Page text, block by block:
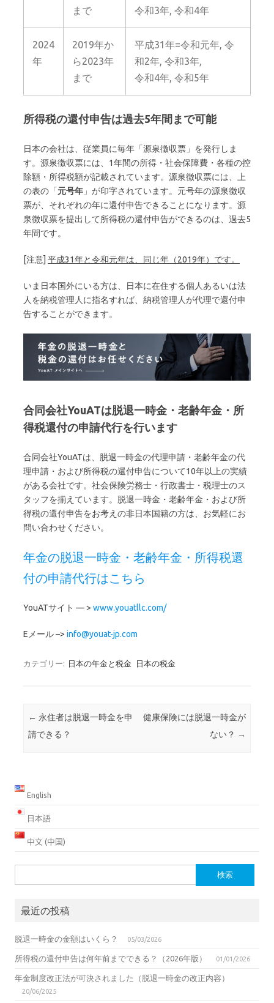
まで
令和3年, 令和4年
2024
年
2019年か
ら2023年
まで
平成31年=令和元年, 令
和2年, 令和3年,
令和4年, 令和5年
所得税の還付申告は過去5年間まで可能
日本の会社は、従業員に毎年「源泉徴収票」を発行しま
す。源泉徴収票には、1年間の所得・社会保障費・各種の控
除額・所得税額が記載されています。源泉徴収票には、上
の表の「元号年 」が印字されています。元号年の源泉徴収
票が、それぞれの年に還付申告できることになります。源
泉徴収票を提出して所得税の還付申告ができるのは、過去5
年間です。
[注意] 平成31年と令和元年は、同じ年（2019年）です。
いま日本国外にいる方は、日本に在住する個人あるいは法
人を納税管理人に指名すれば、納税管理人が代理で還付申
告することができます。
合同会社YouATは脱退一時金・老齢年金・所
得税還付の申請代行を行います
合同会社YouATは、脱退一時金の代理申請・老齢年金の代
理申請・および所得税の還付申告について10年以上の実績
がある会社です。社会保険労務士・行政書士・税理士のス
タッフを揃えています。脱退一時金・老齢年金・および所
得税の還付申告をお考えの非日本国籍の方は、お気軽にお
問い合わせください。
年金の脱退一時金・老齢年金・所得税還
付の申請代行はこちら
YouATサイト — > www.youatllc.com/
Eメール –> info@youat-jp.com
カテゴリー: 日本の年金と税金 日本の税金
投稿ナビゲーション
← 永住者は脱退一時金を申
請できる？
健康保険には脱退一時金が
ない？ →
English
日本語
中文 (中国)
索:
最近の投稿
脱退一時金の金額はいくら？ 05/03/2026
所得税の還付申告は何年前までできる？（2026年版） 01/01/2026
年金制度改正法が可決されました（脱退一時金の改正内容）
20/06/2025